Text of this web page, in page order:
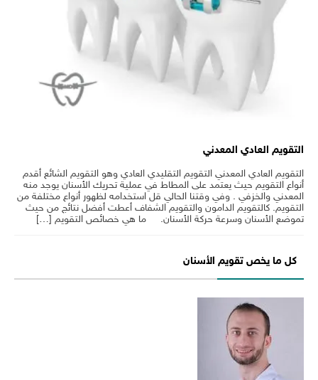
التقويم العادي المعدني
التقويم العادي المعدني التقويم التقليدي العادي وهو التقويم الشائع أقدم
أنواع التقويم حيث يعتمد على المطاط في عملية تحريك الأسنان يوجد منه
المعدني والخزفي . وفي وقتنا الحالي قل استخدامه لظهور أنواع مختلفة من
التقويم. كالتقويم الدامون والتقويم الشفاف أعطت أفضل نتائج من حيث
تموضع الأسنان وسرعة حركة الأسنان. ما هي خصائص التقويم […]
كل ما يخص تقويم الأسنان